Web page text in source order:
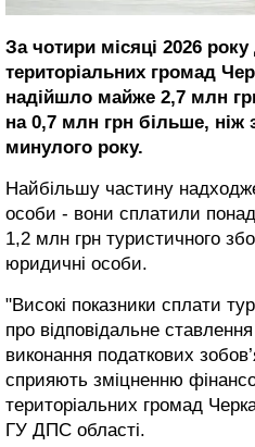
За чотири місяці 2026
територіальних громад
надійшло майже 2,7 млн
на 0,7 млн грн більше, ніж
минулого року.
Найбільшу частину
особи - вони сплатили
1,2 млн грн туристичного
юридичні особи.
"Високі показники сплати
про відповідальне
виконання податкових
сприяють зміцненню
територіальних громад
ГУ ДПС області.